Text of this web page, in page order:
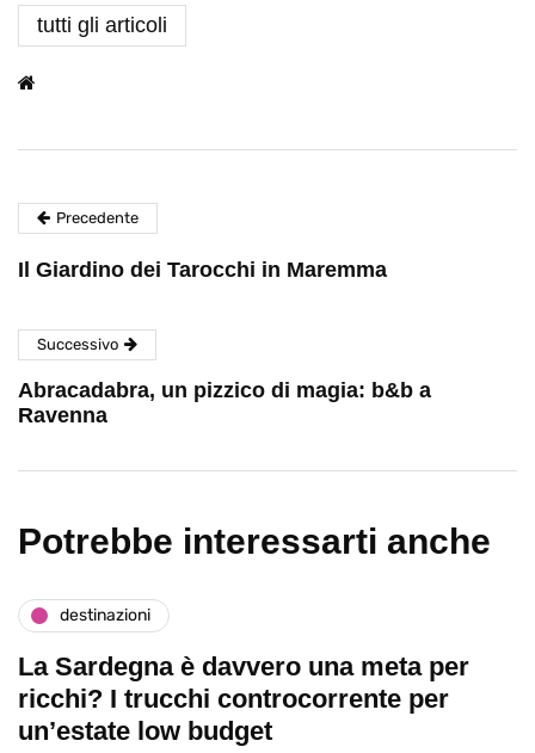
tutti gli articoli
Precedente
Il Giardino dei Tarocchi in Maremma
Successivo
Abracadabra, un pizzico di magia: b&b a
Ravenna
Potrebbe interessarti anche
destinazioni
La Sardegna è davvero una meta per
ricchi? I trucchi controcorrente per
un’estate low budget